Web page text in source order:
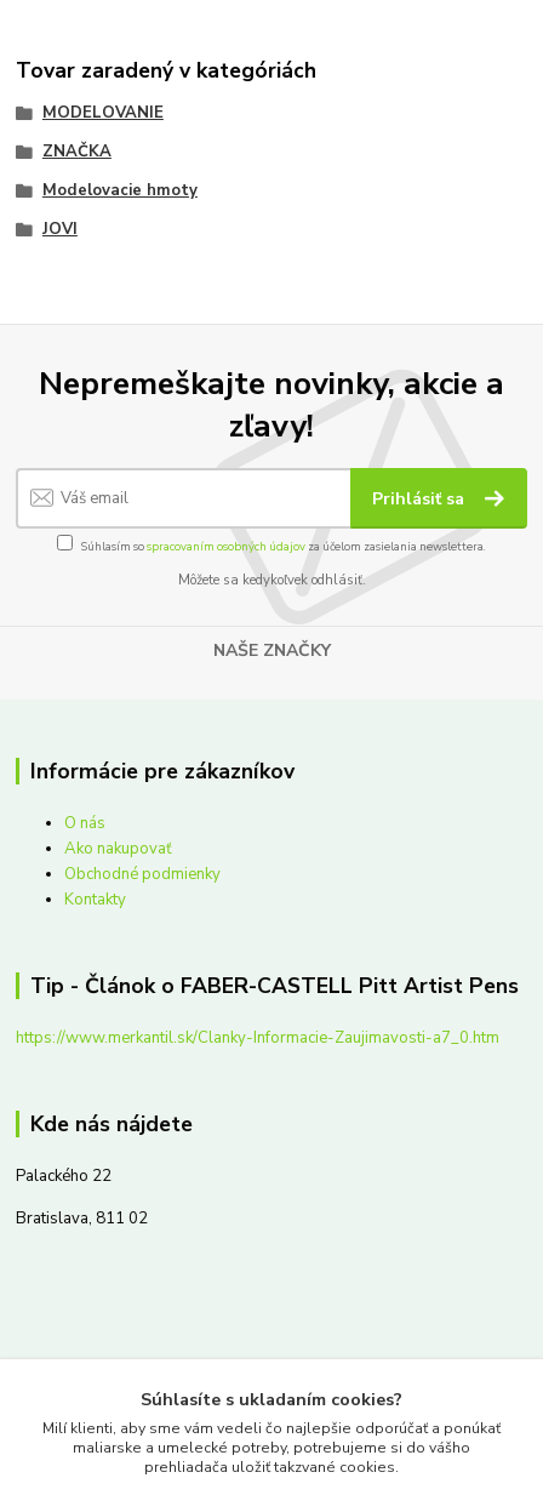
Tovar zaradený v kategóriách
MODELOVANIE
ZNAČKA
Modelovacie hmoty
JOVI
Nepremeškajte novinky, akcie a
zľavy!
Prihlásiť sa
Súhlasím sospracovaním osobných údajov za účelom zasielania newslettera.
Môžete sa kedykoľvek odhlásiť.
NAŠE ZNAČKY
Informácie pre zákazníkov
O nás
Ako nakupovať
Obchodné podmienky
Kontakty
Tip - Článok o FABER-CASTELL Pitt Artist Pens
https://www.merkantil.sk/Clanky-Informacie-Zaujimavosti-a7_0.htm
Kde nás nájdete
Palackého 22
Bratislava, 811 02
www.merkantil.sk
Súhlasíte s ukladaním cookies?
Milí klienti, aby sme vám vedeli čo najlepšie odporúčať a ponúkať
maliarske a umelecké potreby, potrebujeme si do vášho
prehliadača uložiť takzvané cookies.